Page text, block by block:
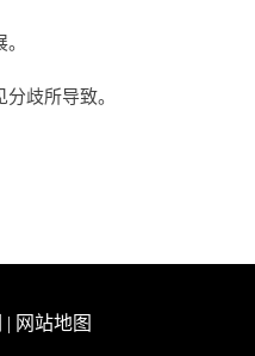
歧所导致。
| 网站地图